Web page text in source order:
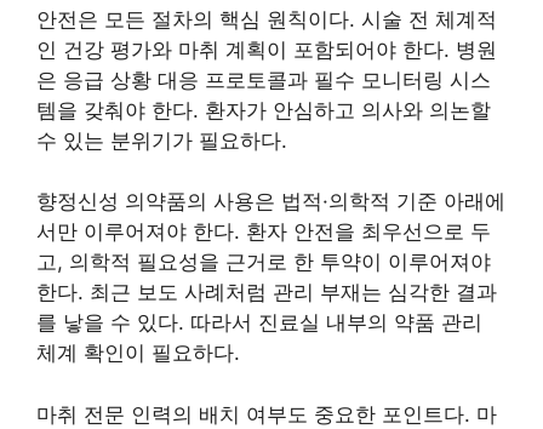
안전은 모든 절차의 핵심 원칙이다. 시술 전 체계적
인 건강 평가와 마취 계획이 포함되어야 한다. 병원
은 응급 상황 대응 프로토콜과 필수 모니터링 시스
템을 갖춰야 한다. 환자가 안심하고 의사와 의논할
수 있는 분위기가 필요하다.
향정신성 의약품의 사용은 법적·의학적 기준 아래에
서만 이루어져야 한다. 환자 안전을 최우선으로 두
고, 의학적 필요성을 근거로 한 투약이 이루어져야
한다. 최근 보도 사례처럼 관리 부재는 심각한 결과
를 낳을 수 있다. 따라서 진료실 내부의 약품 관리
체계 확인이 필요하다.
마취 전문 인력의 배치 여부도 중요한 포인트다. 마